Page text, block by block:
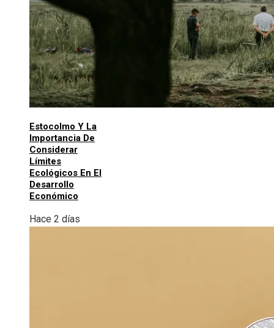
Estocolmo Y La
Importancia De
Considerar
Límites
Ecológicos En El
Desarrollo
Económico
Hace 2 días